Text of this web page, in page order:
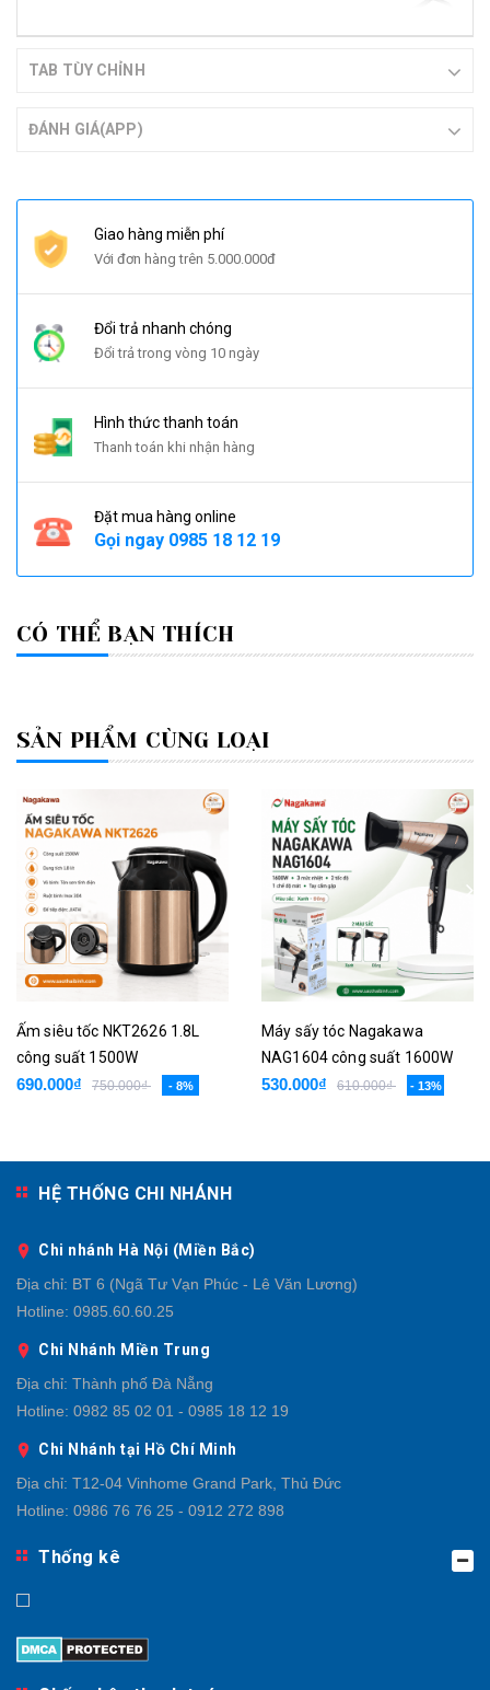
TAB TÙY CHỈNH
ĐÁNH GIÁ(APP)
Giao hàng miễn phí
Với đơn hàng trên 5.000.000đ
Đổi trả nhanh chóng
Đổi trả trong vòng 10 ngày
Hình thức thanh toán
Thanh toán khi nhận hàng
Đặt mua hàng online
Gọi ngay 0985 18 12 19
CÓ THỂ BẠN THÍCH
SẢN PHẨM CÙNG LOẠI
Ấm siêu tốc NKT2626 1.8L
công suất 1500W
690.000₫ 750.000₫ - 8%
Máy sấy tóc Nagakawa
NAG1604 công suất 1600W
530.000₫ 610.000₫ - 13%
HỆ THỐNG CHI NHÁNH
Chi nhánh Hà Nội (Miền Bắc)
Địa chỉ: BT 6 (Ngã Tư Vạn Phúc - Lê Văn Lương)
Hotline: 0985.60.60.25
Chi Nhánh Miền Trung
Địa chỉ: Thành phố Đà Nẵng
Hotline: 0982 85 02 01 - 0985 18 12 19
Chi Nhánh tại Hồ Chí Minh
Địa chỉ: T12-04 Vinhome Grand Park, Thủ Đức
Hotline: 0986 76 76 25 - 0912 272 898
Thống kê